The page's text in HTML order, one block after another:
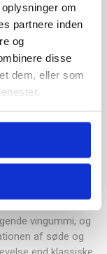
om
partnere inden
og
disse
dem, eller som
med
mødes i
i matchende
mellem frisk
passer perfekt til
eller som en lille
frugtige
blandt både
vingummi, og
af søde og